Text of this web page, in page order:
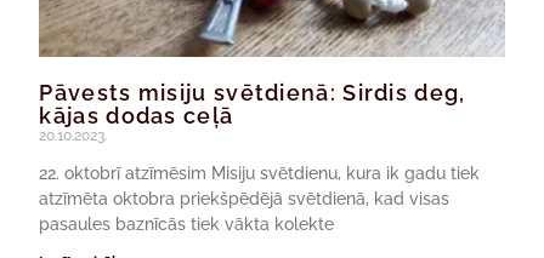
Pāvests misiju svētdienā: Sirdis deg,
kājas dodas ceļā
20.10.2023.
22. oktobrī atzīmēsim Misiju svētdienu, kura ik gadu tiek
atzīmēta oktobra priekšpēdējā svētdienā, kad visas
pasaules baznīcās tiek vākta kolekte